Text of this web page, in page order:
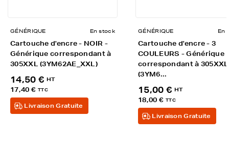
GÉNÉRIQUE En stock
Cartouche d'encre - NOIR -
Générique correspondant à
305XXL (3YM62AE_XXL)
14,50 € HT
17,40 € TTC
Livraison Gratuite
GÉNÉRIQUE En
Cartouche d'encre - 3
COULEURS - Générique
correspondant à 305XXL
(3YM6...
15,00 € HT
18,00 € TTC
Livraison Gratuite